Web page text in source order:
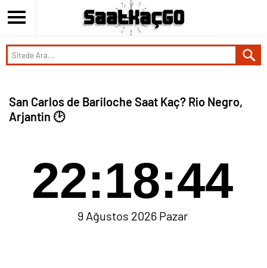
San Carlos de Bariloche Saat Kaç? Rio Negro,
Arjantin 🕑
22:18:44
9 Ağustos 2026 Pazar